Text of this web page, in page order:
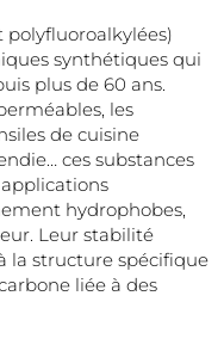
polyfluoroalkylées)
synthétiques qui
plus de 60 ans.
les
de cuisine
ces substances
hydrophobes,
Leur stabilité
la structure spécifique
liée à des